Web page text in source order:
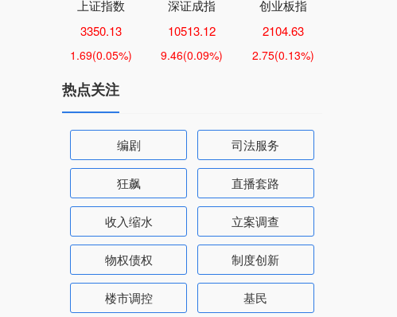
上证指数
3350.13
1.69(0.05%)
深证成指
10513.12
9.46(0.09%)
创业板指
2104.63
2.75(0.13%)
热点关注
编剧 司法服务
狂飙 直播套路
收入缩水 立案调查
物权债权 制度创新
楼市调控 基民